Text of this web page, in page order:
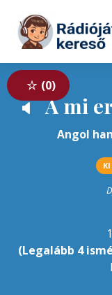
Tovább a
0
🔈 A mi
Angol
(Legalább 4